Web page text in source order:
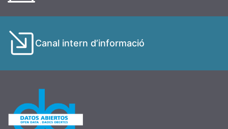
Canal intern d’informació